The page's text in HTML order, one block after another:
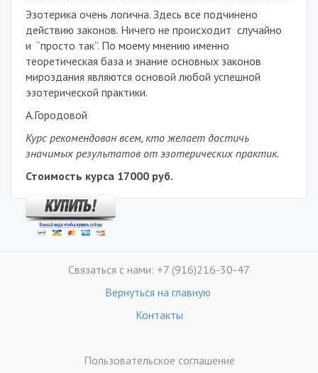
Эзотерика очень логична. Здесь все подчинено
действию законов. Ничего не происходит случайно
и “просто так”. По моему мнению именно
теоретическая база и знание основных законов
мироздания являются основой любой успешной
эзотерической практики.
А.Городовой
Курс рекомендован всем, кто желает достичь
значимых результатов от эзотерических практик.
Стоимость курса 17000 руб.
Связаться с нами: +7 (916)216-30-47
Вернуться на главную
Контакты
Пользовательское соглашение